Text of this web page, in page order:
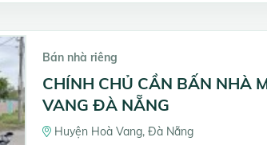
Bán nhà riêng
CHÍNH CHỦ CẦN BẤN NHÀ
VANG ĐÀ NẴNG
Huyện Hoà Vang, Đà Nẵng